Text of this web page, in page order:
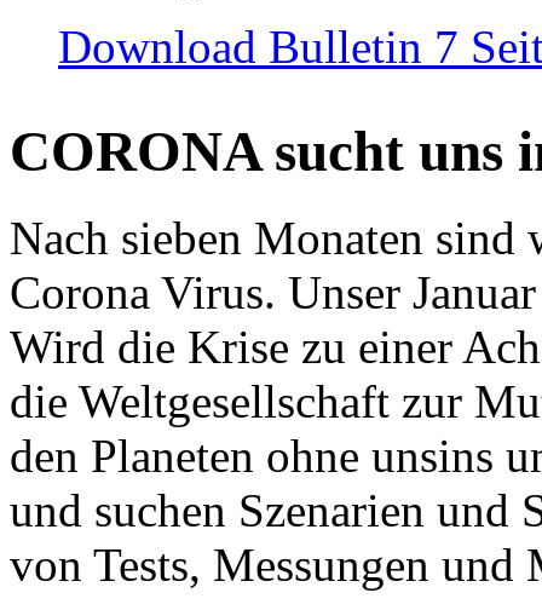
Download Bulletin 7
CORONA sucht uns
Nach sieben Monaten
Corona Virus. Unser
Wird die Krise zu einer
die Weltgesellschaft zur
den Planeten ohne unsins
und suchen Szenarien und
von Tests, Messungen und